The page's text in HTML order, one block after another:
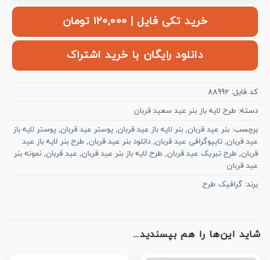
خرید تکی فایل | ۱۲۰,۰۰۰ تومان
دانلود رایگان با خرید اشتراک
کد فایل: 88992
دسته: طرح لایه باز بنر عید سعید قربان
برچسب: بنر عید قربان, بنر لایه باز عید قربان, پوستر عید قربان, پوستر لایه باز
عید قربان, تایپوگرافی عید قربان, دانلود بنر عید قربان, طرح بنر لایه باز عید
قربان, طرح تبریک عید قربان, طرح لایه باز بنر عید قربان, عید قربان, نمونه بنر
عید قربان
برند: گرافیک طرح
شاید این‌ها را هم بپسندید…